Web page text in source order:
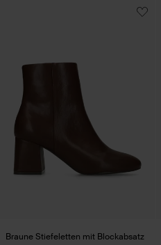
Braune Stiefeletten mit Blockabsatz